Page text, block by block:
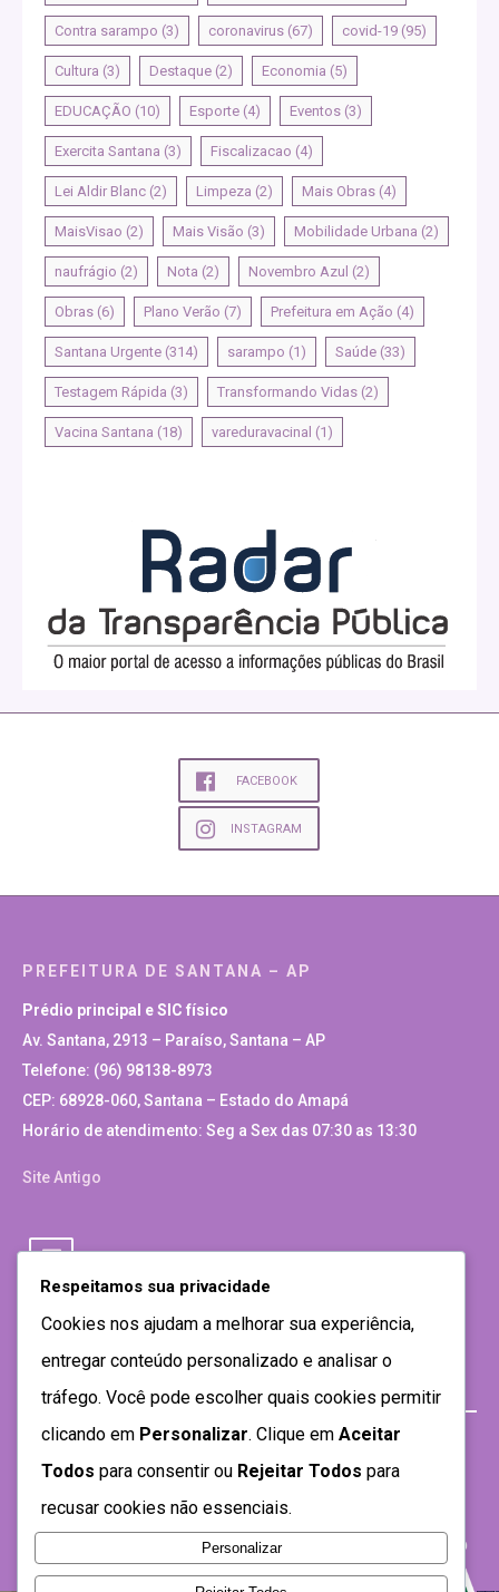
Contra sarampo (3) coronavirus (67) covid-19 (95)
Cultura (3) Destaque (2) Economia (5)
EDUCAÇÃO (10) Esporte (4) Eventos (3)
Exercita Santana (3) Fiscalizacao (4)
Lei Aldir Blanc (2) Limpeza (2) Mais Obras (4)
MaisVisao (2) Mais Visão (3) Mobilidade Urbana (2)
naufrágio (2) Nota (2) Novembro Azul (2)
Obras (6) Plano Verão (7) Prefeitura em Ação (4)
Santana Urgente (314) sarampo (1) Saúde (33)
Testagem Rápida (3) Transformando Vidas (2)
Vacina Santana (18) vareduravacinal (1)
FACEBOOK
INSTAGRAM
PREFEITURA DE SANTANA – AP
Prédio principal e SIC físico
Av. Santana, 2913 – Paraíso, Santana – AP
Telefone: (96) 98138-8973
CEP: 68928-060, Santana – Estado do Amapá
Horário de atendimento: Seg a Sex das 07:30 as 13:30
Site Antigo
Respeitamos sua privacidade
Cookies nos ajudam a melhorar sua experiência,
entregar conteúdo personalizado e analisar o
tráfego. Você pode escolher quais cookies permitir
clicando em Personalizar. Clique em Aceitar
Todos para consentir ou Rejeitar Todos para
recusar cookies não essenciais.
Personalizar